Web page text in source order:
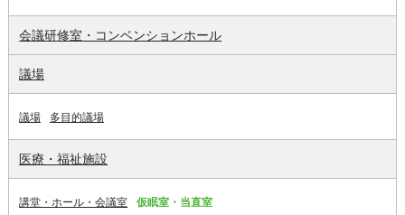
会議研修室・コンベンションホール
議場
議場 多目的議場
医療・福祉施設
講堂・ホール・会議室 仮眠室・当直室